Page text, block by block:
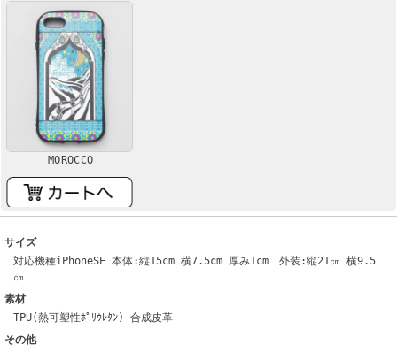
MOROCCO
サイズ
対応機種iPhoneSE 本体:縦15cm 横7.5cm 厚み1cm 外装:縦21㎝ 横9.5
㎝
素材
TPU(熱可塑性ﾎﾟﾘｳﾚﾀﾝ) 合成皮革
その他